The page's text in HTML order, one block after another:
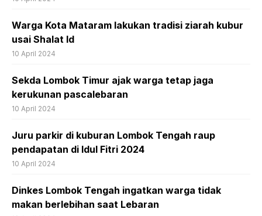
Warga Kota Mataram lakukan tradisi ziarah kubur
usai Shalat Id
10 April 2024
Sekda Lombok Timur ajak warga tetap jaga
kerukunan pascalebaran
10 April 2024
Juru parkir di kuburan Lombok Tengah raup
pendapatan di Idul Fitri 2024
10 April 2024
Dinkes Lombok Tengah ingatkan warga tidak
makan berlebihan saat Lebaran